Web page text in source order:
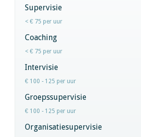
Supervisie
< € 75 per uur
Coaching
< € 75 per uur
Intervisie
€ 100 - 125 per uur
Groepssupervisie
€ 100 - 125 per uur
Organisatiesupervisie